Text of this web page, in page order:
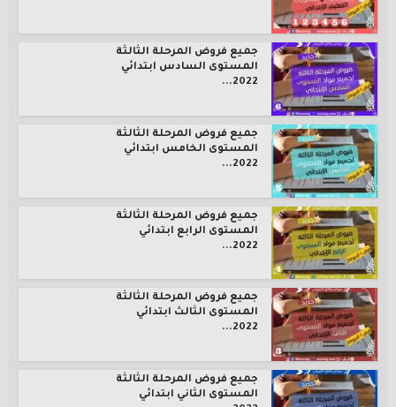
جميع فروض المرحلة الثالثة
المستوى السادس ابتدائي
2022...
جميع فروض المرحلة الثالثة
المستوى الخامس ابتدائي
2022...
جميع فروض المرحلة الثالثة
المستوى الرابع ابتدائي
2022...
جميع فروض المرحلة الثالثة
المستوى الثالث ابتدائي
2022...
جميع فروض المرحلة الثالثة
المستوى الثاني ابتدائي